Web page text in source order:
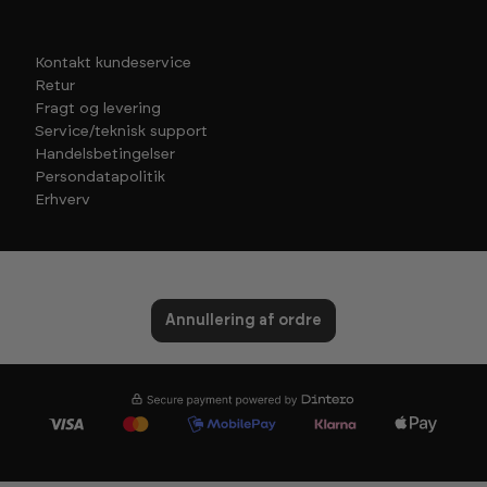
Kontakt kundeservice
Retur
Fragt og levering
Service/teknisk support
Handelsbetingelser
Persondatapolitik
Erhverv
Annullering af ordre